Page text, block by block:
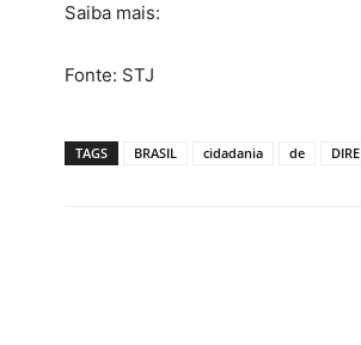
Saiba mais:
Fonte: STJ
TAGS BRASIL cidadania de